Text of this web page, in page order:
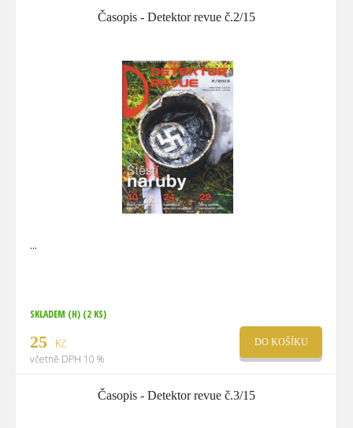
Časopis - Detektor revue č.2/15
SKLADEM (H) (2 KS)
25 Kč
včetně DPH 10 %
DO KOŠÍKU
Časopis - Detektor revue č.3/15